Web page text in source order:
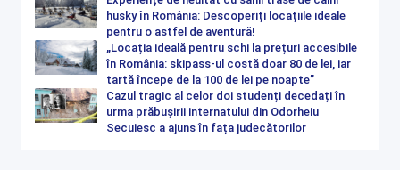
husky în România: Descoperiți locațiile ideale
pentru o astfel de aventură!
„Locația ideală pentru schi la prețuri accesibile
în România: skipass-ul costă doar 80 de lei, iar
tartă începe de la 100 de lei pe noapte”
Cazul tragic al celor doi studenți decedați în
urma prăbușirii internatului din Odorheiu
Secuiesc a ajuns în fața judecătorilor